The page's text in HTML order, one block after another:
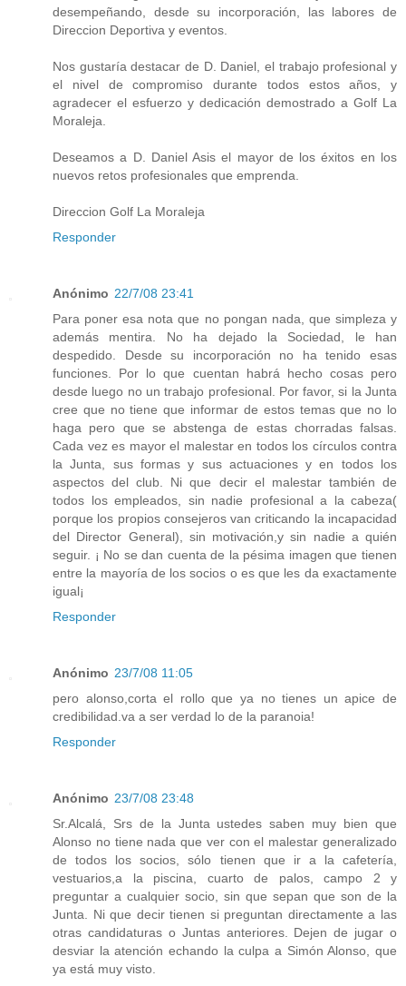
desempeñando, desde su incorporación, las labores de
Direccion Deportiva y eventos.
Nos gustaría destacar de D. Daniel, el trabajo profesional y
el nivel de compromiso durante todos estos años, y
agradecer el esfuerzo y dedicación demostrado a Golf La
Moraleja.
Deseamos a D. Daniel Asis el mayor de los éxitos en los
nuevos retos profesionales que emprenda.
Direccion Golf La Moraleja
Responder
Anónimo 22/7/08 23:41
Para poner esa nota que no pongan nada, que simpleza y
además mentira. No ha dejado la Sociedad, le han
despedido. Desde su incorporación no ha tenido esas
funciones. Por lo que cuentan habrá hecho cosas pero
desde luego no un trabajo profesional. Por favor, si la Junta
cree que no tiene que informar de estos temas que no lo
haga pero que se abstenga de estas chorradas falsas.
Cada vez es mayor el malestar en todos los círculos contra
la Junta, sus formas y sus actuaciones y en todos los
aspectos del club. Ni que decir el malestar también de
todos los empleados, sin nadie profesional a la cabeza(
porque los propios consejeros van criticando la incapacidad
del Director General), sin motivación,y sin nadie a quién
seguir. ¡ No se dan cuenta de la pésima imagen que tienen
entre la mayoría de los socios o es que les da exactamente
igual¡
Responder
Anónimo 23/7/08 11:05
pero alonso,corta el rollo que ya no tienes un apice de
credibilidad.va a ser verdad lo de la paranoia!
Responder
Anónimo 23/7/08 23:48
Sr.Alcalá, Srs de la Junta ustedes saben muy bien que
Alonso no tiene nada que ver con el malestar generalizado
de todos los socios, sólo tienen que ir a la cafetería,
vestuarios,a la piscina, cuarto de palos, campo 2 y
preguntar a cualquier socio, sin que sepan que son de la
Junta. Ni que decir tienen si preguntan directamente a las
otras candidaturas o Juntas anteriores. Dejen de jugar o
desviar la atención echando la culpa a Simón Alonso, que
ya está muy visto.